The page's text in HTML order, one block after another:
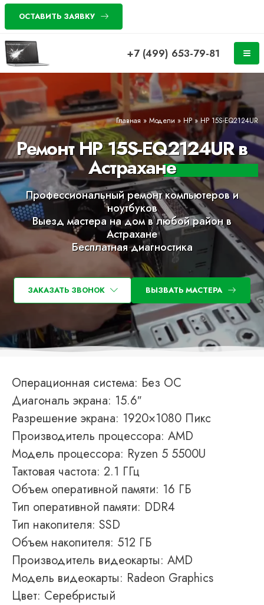
ОСТАВИТЬ ЗАЯВКУ
+7 (499) 653-79-81
Главная » Модели » HP »HP 15S-EQ2124UR
Ремонт HP 15S-EQ2124UR в
Астрахане
Профессиональный ремонт компьютеров и
ноутбуков
Выезд мастера на дом в любой район в
Астрахане
Бесплатная диагностика
ЗАКАЗАТЬ ЗВОНОК ВЫЗВАТЬ МАСТЕРА
Операционная система: Без ОС
Диагональ экрана: 15.6″
Разрешение экрана: 1920×1080 Пикс
Производитель процессора: AMD
Модель процессора: Ryzen 5 5500U
Тактовая частота: 2.1 ГГц
Объем оперативной памяти: 16 ГБ
Тип оперативной памяти: DDR4
Тип накопителя: SSD
Объем накопителя: 512 ГБ
Производитель видеокарты: AMD
Модель видеокарты: Radeon Graphics
Цвет: Серебристый